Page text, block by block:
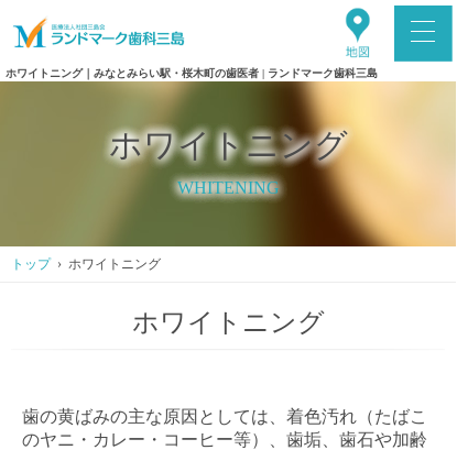
ホワイトニング｜みなとみらい駅・桜木町の歯医者 | ランドマーク歯科三島
ホワイトニング
WHITENING
トップ› ホワイトニング
ホワイトニング
歯の黄ばみの主な原因としては、着色汚れ（たばこ
のヤニ・カレー・コーヒー等）、歯垢、歯石や加齢